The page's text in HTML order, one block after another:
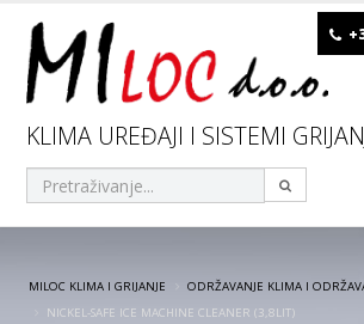
KLIMA UREĐAJI I SISTEMI
MILOC KLIMA I GRIJANJE
ODRŽAVANJE KLIMA I
NICKEL-SAFE ICE MACHINE CLEANER (3,8LIT)